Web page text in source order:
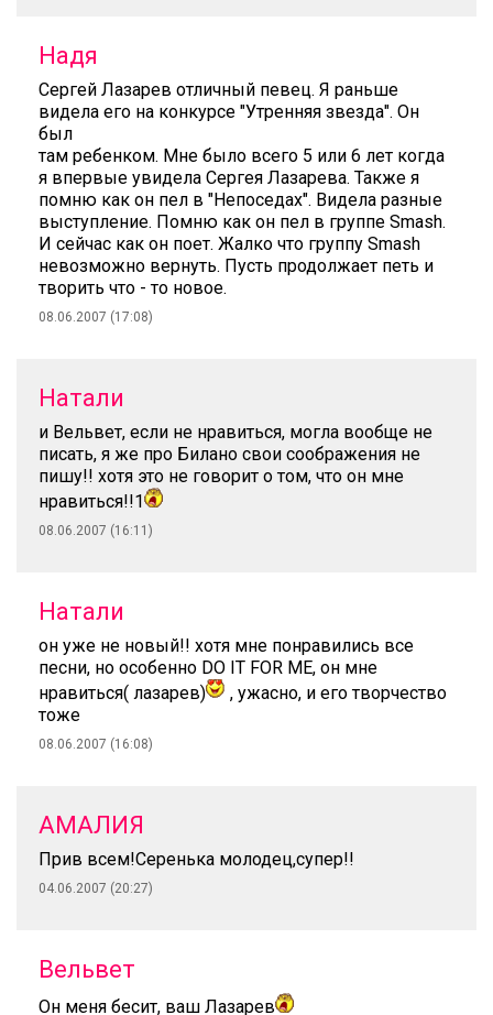
Надя
Сергей Лазарев отличный певец. Я раньше
видела его на конкурсе "Утренняя звезда". Он
был
там ребенком. Мне было всего 5 или 6 лет когда
я впервые увидела Сергея Лазарева. Также я
помню как он пел в "Непоседах". Видела разные
выступление. Помню как он пел в группе Smash.
И сейчас как он поет. Жалко что группу Smash
невозможно вернуть. Пусть продолжает петь и
творить что - то новое.
08.06.2007 (17:08)
Натали
и Вельвет, если не нравиться, могла вообще не
писать, я же про Билано свои соображения не
пишу!! хотя это не говорит о том, что он мне
нравиться!!1
08.06.2007 (16:11)
Натали
он уже не новый!! хотя мне понравились все
песни, но особенно DO IT FOR ME, он мне
нравиться( лазарев)
, ужасно, и его творчество
тоже
08.06.2007 (16:08)
АМАЛИЯ
Прив всем!Серенька молодец,супер!!
04.06.2007 (20:27)
Вельвет
Он меня бесит, ваш Лазарев